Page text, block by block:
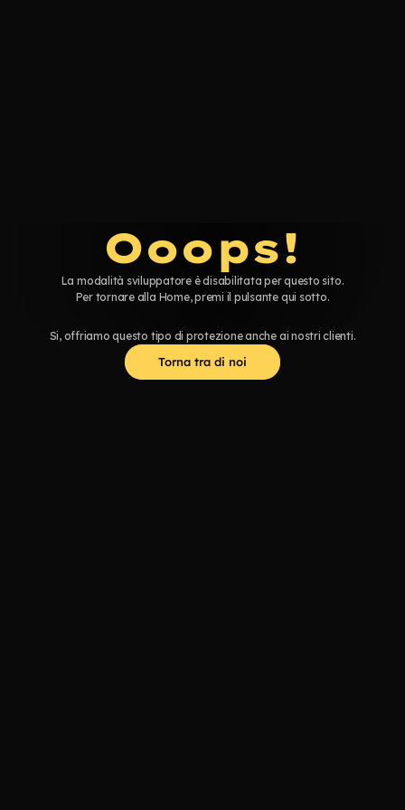
Ooops!
La modalità sviluppatore è disabilitata per questo sito.
Per tornare alla Home, premi il pulsante qui sotto.
Si, offriamo questo tipo di protezione anche ai nostri clienti.
Torna tra di noi